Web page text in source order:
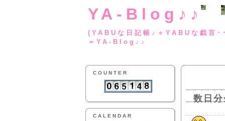
YA-Blog♪♪
(YABUな日記帳♪
＝YA-Blog♪♪
COUNTER
CALENDAR
数日